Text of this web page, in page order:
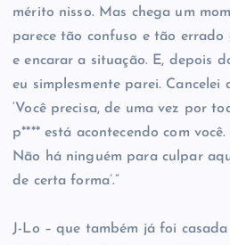
mérito nisso. Mas chega um
parece tão confuso e tão errado
e encarar a situação. E, depois
eu simplesmente parei. Cancelei
‘Você precisa, de uma vez por
p**** está acontecendo com
Não há ninguém para culpar
de certa forma’.”
J-Lo – que também já foi